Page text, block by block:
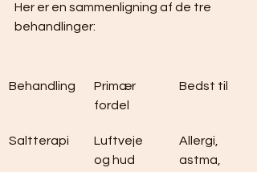
Her er en sammenligning af de tre
behandlinger:
Behandling
Primær
fordel
Bedst til
Saltterapi
Luftveje
og hud
Allergi,
astma,